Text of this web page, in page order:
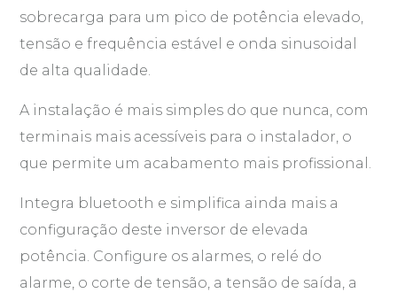
sobrecarga para um pico de potência elevado,
tensão e frequência estável e onda sinusoidal
de alta qualidade.
A instalação é mais simples do que nunca, com
terminais mais acessíveis para o instalador, o
que permite um acabamento mais profissional.
Integra bluetooth e simplifica ainda mais a
configuração deste inversor de elevada
potência. Configure os alarmes, o relé do
alarme, o corte de tensão, a tensão de saída, a